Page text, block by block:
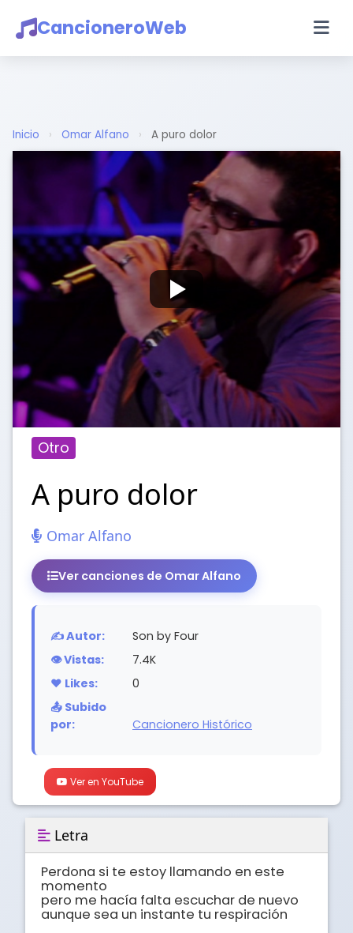
CancioneroWeb
Inicio › Omar Alfano › A puro dolor
Otro
A puro dolor
Omar Alfano
Ver canciones de Omar Alfano
✍️ Autor:
Son by Four
👁️ Vistas:
7.4K
❤️ Likes:
0
📤 Subido
por:
Cancionero Histórico
Ver en YouTube
Letra
Perdona si te estoy llamando en este
momento
pero me hacía falta escuchar de nuevo
aunque sea un instante tu respiración